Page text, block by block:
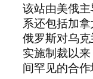
该站由美俄
系还包括加拿
俄罗斯对乌
实施制裁以
间罕见的合作